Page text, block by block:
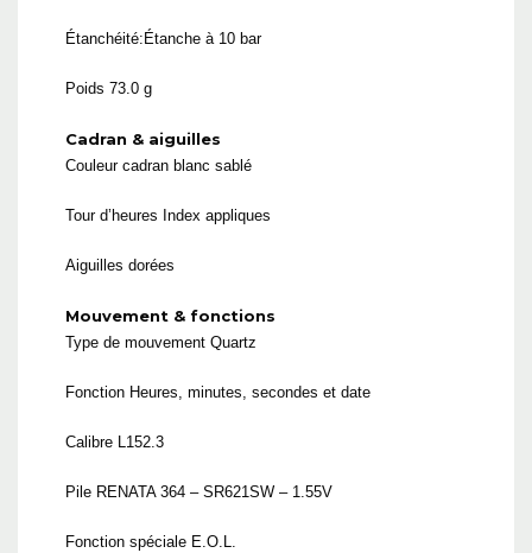
Étanchéité:Étanche à 10 bar
Poids 73.0 g
Cadran & aiguilles
Couleur cadran blanc sablé
Tour d’heures Index appliques
Aiguilles dorées
Mouvement & fonctions
Type de mouvement Quartz
Fonction Heures, minutes, secondes et date
Calibre L152.3
Pile RENATA 364 – SR621SW – 1.55V
Fonction spéciale E.O.L.